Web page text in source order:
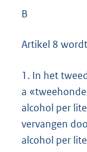
B
Artikel 8
1. In het
a
alcohol per
vervangen
alcohol per